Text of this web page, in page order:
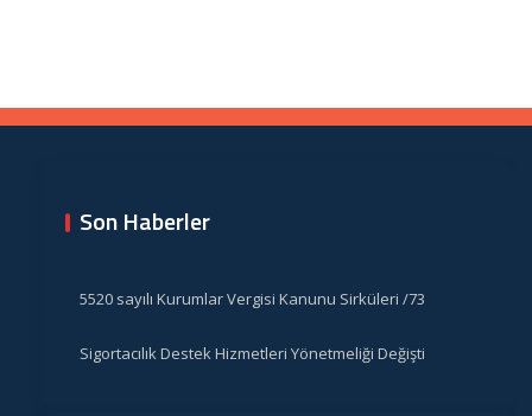
Son Haberler
5520 sayılı Kurumlar Vergisi Kanunu Sirküleri /73
Sigortacılık Destek Hizmetleri Yönetmeliği Değişti